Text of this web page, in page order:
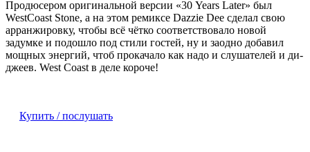
Продюсером оригинальной версии «30 Years Later» был
WestCoast Stone, а на этом ремиксе Dazzie Dee сделал свою
арранжировку, чтобы всё чётко соответствовало новой
задумке и подошло под стили гостей, ну и заодно добавил
мощных энергий, чтоб прокачало как надо и слушателей и ди-
джеев. West Coast в деле короче!
Купить / послушать